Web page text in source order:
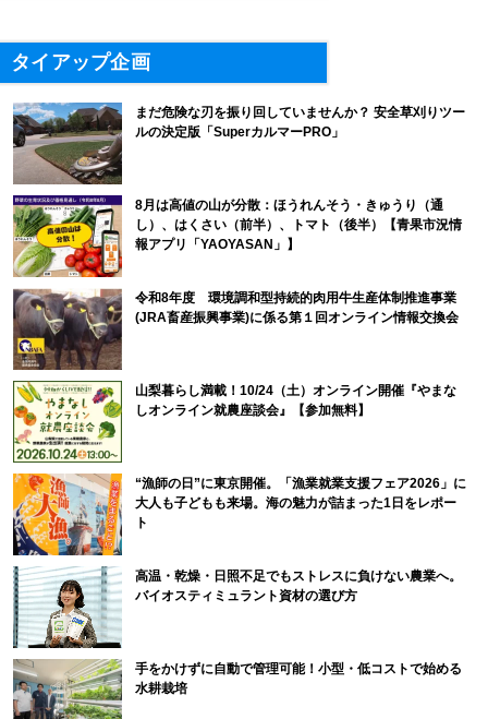
タイアップ企画
まだ危険な刃を振り回していませんか？ 安全草刈りツー
ルの決定版「SuperカルマーPRO」
8月は高値の山が分散：ほうれんそう・きゅうり（通
し）、はくさい（前半）、トマト（後半）【青果市況情
報アプリ「YAOYASAN」】
令和8年度 環境調和型持続的肉用牛生産体制推進事業
(JRA畜産振興事業)に係る第１回オンライン情報交換会
山梨暮らし満載！10/24（土）オンライン開催『やまな
しオンライン就農座談会』【参加無料】
“漁師の日”に東京開催。「漁業就業支援フェア2026」に
大人も子どもも来場。海の魅力が詰まった1日をレポー
ト
高温・乾燥・日照不足でもストレスに負けない農業へ。
バイオスティミュラント資材の選び方
手をかけずに自動で管理可能！小型・低コストで始める
水耕栽培